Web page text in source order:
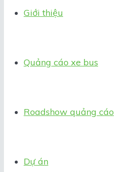
Giới thiệu
Quảng cáo xe bus
Roadshow quảng cáo
Dự án